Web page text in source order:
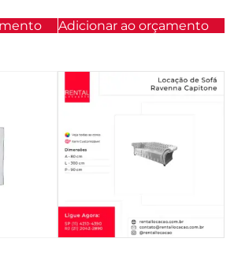
Adicionar ao orçamento